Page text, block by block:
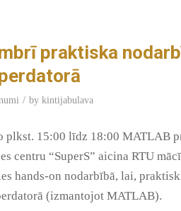
praktiska
/ by kintijabulava
plkst. 15:00 līdz 18:00 MATLAB
centru “SuperS” aicina RTU
hands-on nodarbībā, lai,
(izmantojot MATLAB).